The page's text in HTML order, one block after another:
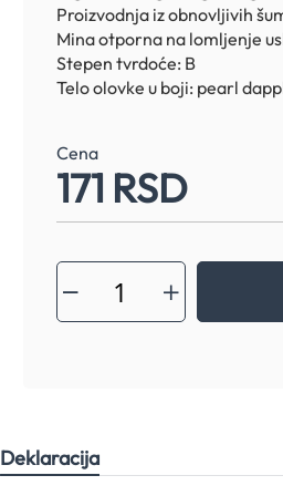
Proizvodnja iz obnovljivih
Mina otporna na lomljenje
Stepen tvrdoće: B
Telo olovke u boji: pearl
Cena
171 RSD
Deklaracija